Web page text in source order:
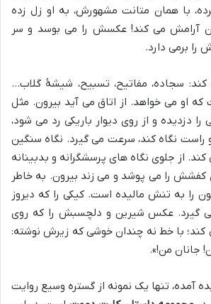
با همان متانت مشهورش، به او زل زده
آرامش می کند! عکسش را می بوسد و سر
برمی دارد.
سجاده، مفاتیح، تسبیح، شیشۀ گلاب…
او می خواهد. از اتاق می آید بیرون. مثل
دزدیده و از روی دیوار باریکی رد می شود،
نگاه کند، سرعت می گیرد. نگاه سنگین
از جلوی نگاه های پرسشگرانه و بدبینانه
را می پوشد و می زند بیرون. به خاطر
را به تنش مالیده است. کیکی را که دیروز
گیرد. عکس شیرین و دلچسبش را که روی
با خط نه چندان خوشی که زیرش نوشته:
جانان من!».
آمده، تنها یک نمونه از گستره وسیع روایت